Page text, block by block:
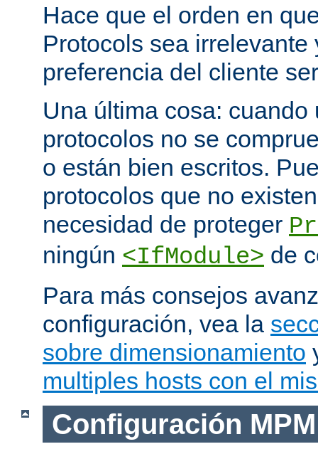
Hace que el orden en
Protocols sea irrelevante
preferencia del cliente
Una última cosa:
protocolos no se
o están bien escritos.
protocolos que no
necesidad de proteger
ningún <IfModule> de
Para más consejos
configuración, vea la
sobre dimensionamiento
multiples hosts con el
Configuración MPM